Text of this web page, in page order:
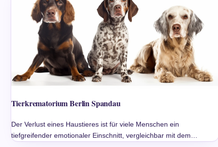
Tierkrematorium Berlin Spandau
Der Verlust eines Haustieres ist für viele Menschen ein
tiefgreifender emotionaler Einschnitt, vergleichbar mit dem…